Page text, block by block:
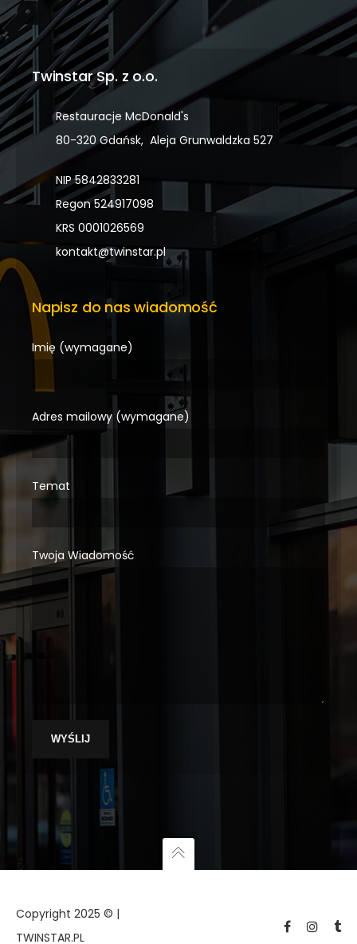
Twinstar Sp. z o.o.
Restauracje McDonald's
80-320 Gdańsk, Aleja Grunwaldzka 527
NIP 5842833281
Regon 524917098
KRS 0001026569
kontakt@twinstar.pl
Napisz do nas wiadomość
Imię (wymagane)
Adres mailowy (wymagane)
Temat
Twoja Wiadomość
Copyright 2025 © |
TWINSTAR.PL